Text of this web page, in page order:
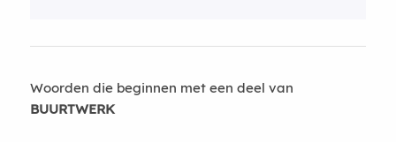
Woorden die beginnen met een deel van
BUURTWERK